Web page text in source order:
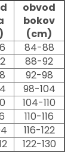
obvod
bokov
(cm)
84-88
88-92
92-98
98-104
104-110
110-116
116-122
122-130